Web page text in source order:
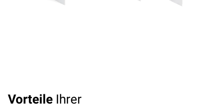
Vorteile Ihrer